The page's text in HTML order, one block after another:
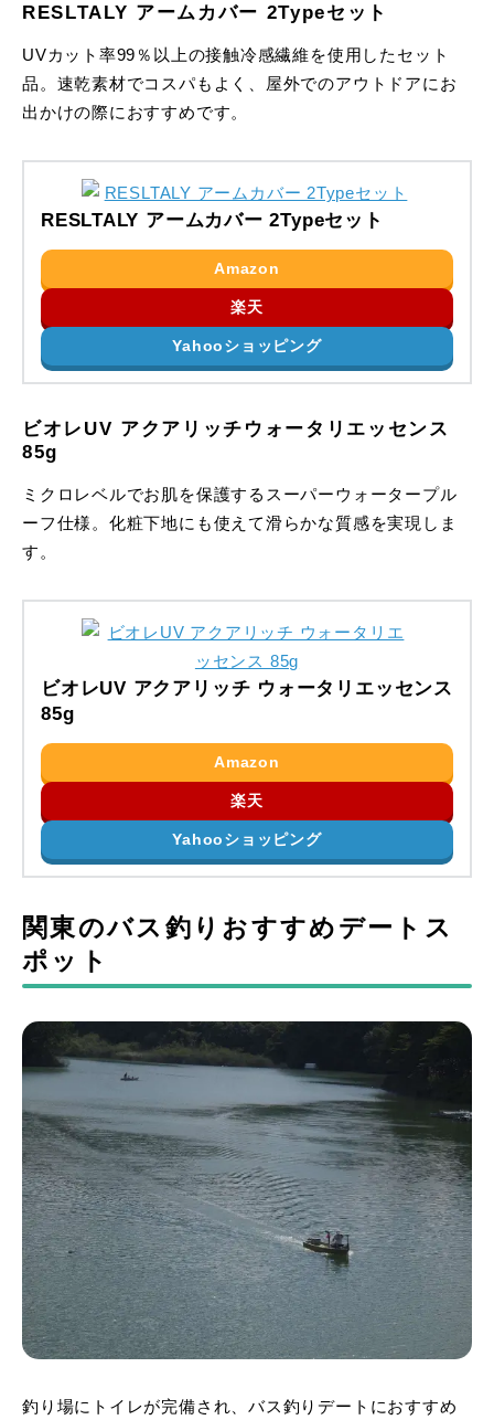
RESLTALY アームカバー 2Typeセット
UVカット率99％以上の接触冷感繊維を使用したセット
品。速乾素材でコスパもよく、屋外でのアウトドアにお
出かけの際におすすめです。
RESLTALY アームカバー 2Typeセット
Amazon
楽天
Yahooショッピング
ビオレUV アクアリッチウォータリエッセンス
85g
ミクロレベルでお肌を保護するスーパーウォータープル
ーフ仕様。化粧下地にも使えて滑らかな質感を実現しま
す。
ビオレUV アクアリッチ ウォータリエッセンス
85g
Amazon
楽天
Yahooショッピング
関東のバス釣りおすすめデートス
ポット
釣り場にトイレが完備され、バス釣りデートにおすすめ